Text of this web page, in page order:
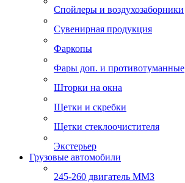
Спойлеры и воздухозаборники
Сувенирная продукция
Фаркопы
Фары доп. и противотуманные
Шторки на окна
Щетки и скребки
Щетки стеклоочистителя
Экстерьер
Грузовые автомобили
245-260 двигатель ММЗ